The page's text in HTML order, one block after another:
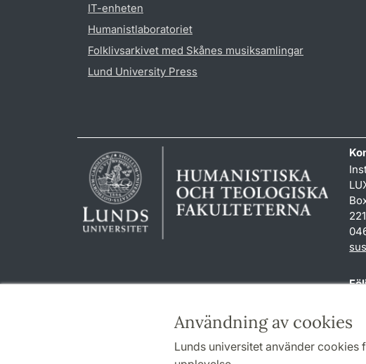
Användning av cookies
Lunds universitet använder
IT-enheten
Humanistlaboratoriet
Folklivsarkivet med Skånes musiksamlingar
Lund University Press